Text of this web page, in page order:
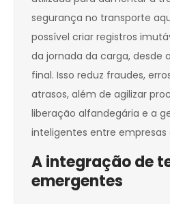
segurança no transporte
possível criar registros
da jornada da carga, desde
final. Isso reduz fraudes,
atrasos, além de agilizar
liberação alfandegária e a
inteligentes entre empresas
A integração de
emergentes